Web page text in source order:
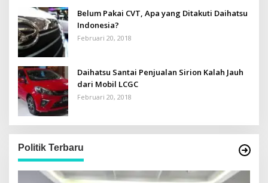
Belum Pakai CVT, Apa yang Ditakuti Daihatsu
Indonesia?
Februari 20, 2018
Daihatsu Santai Penjualan Sirion Kalah Jauh
dari Mobil LCGC
Februari 20, 2018
Politik Terbaru